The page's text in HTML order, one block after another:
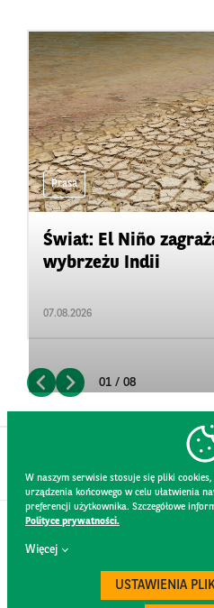
Prasa
Świat: El Niño
wybrzeżu Indii
07.08.2026
01 / 08
W naszym serwisie stosuje się pliki
urządzenia końcowego w celu ułatwienia
preferencji użytkownika. Szczegółowe
Polityce prywatności.
Więcej
USTAWIENIA
KONTAKT
REGULAMIN STRONY
POLITYKA PRYWATNOŚCI